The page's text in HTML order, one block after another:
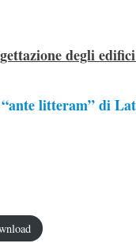
degli
litteram” di